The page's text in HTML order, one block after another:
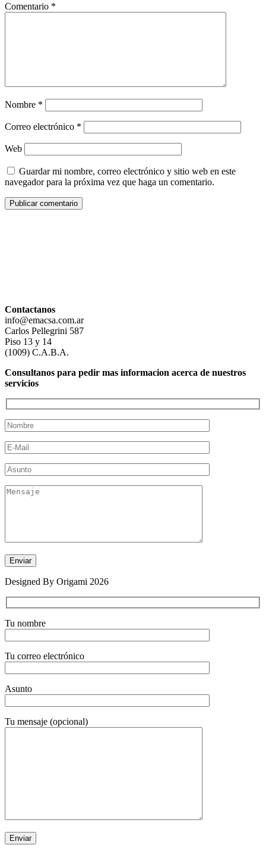
Comentario *
Nombre *
Correo electrónico *
Web
Guardar mi nombre, correo electrónico y sitio web en este
navegador para la próxima vez que haga un comentario.
Contactanos
info@emacsa.com.ar
Carlos Pellegrini 587
Piso 13 y 14
(1009) C.A.B.A.
Consultanos para pedir mas informacion acerca de nuestros
servicios
Designed By Origami 2026
Tu nombre
Tu correo electrónico
Asunto
Tu mensaje (opcional)